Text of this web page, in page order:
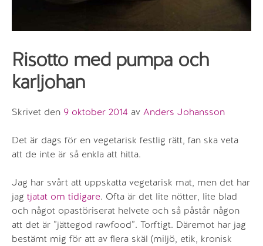
Risotto med pumpa och
karljohan
Skrivet den 9 oktober 2014 av Anders Johansson
Det är dags för en vegetarisk festlig rätt, fan ska veta
att de inte är så enkla att hitta.
Jag har svårt att uppskatta vegetarisk mat, men det har
jag tjatat om tidigare. Ofta är det lite nötter, lite blad
och något opastöriserat helvete och så påstår någon
att det är ”jättegod rawfood”. Torftigt. Däremot har jag
bestämt mig för att av flera skäl (miljö, etik, kronisk